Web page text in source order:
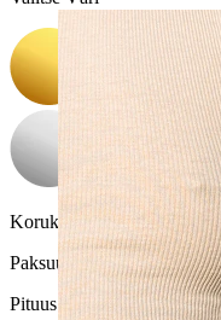
Korukiven väri:
Paksuus:
1,6 mm
Pituus: